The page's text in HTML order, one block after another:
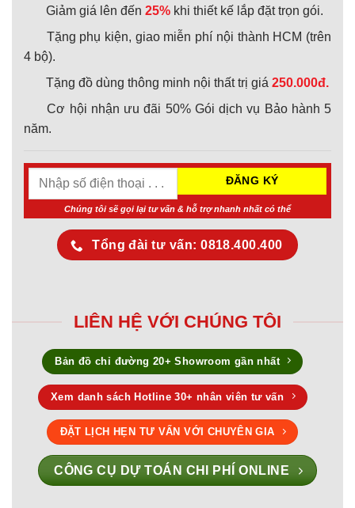
Giảm giá lên đến 25% khi thiết kế lắp đặt trọn gói.
Tặng phụ kiện, giao miễn phí nội thành HCM (trên
4 bộ).
Tặng đồ dùng thông minh nội thất trị giá 250.000đ.
Cơ hội nhận ưu đãi 50% Gói dịch vụ Bảo hành 5
năm.
Chúng tôi sẽ gọi lại tư vấn & hỗ trợ nhanh nhất có thể
Tổng đài tư vấn: 0818.400.400
LIÊN HỆ VỚI CHÚNG TÔI
Bản đồ chỉ đường 20+ Showroom gần nhất
Xem danh sách Hotline 30+ nhân viên tư vấn
ĐẶT LỊCH HẸN TƯ VẤN VỚI CHUYÊN GIA
CÔNG CỤ DỰ TOÁN CHI PHÍ ONLINE